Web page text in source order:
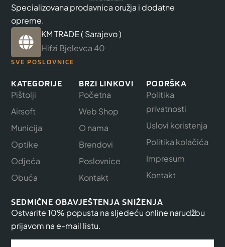
Specializovana prodavnica oružja i dodatne
opreme.
KM TRADE ( Sarajevo )
Hifzi Bjelevca 40
SVE POSLOVNICE
KATEGORIJE
Pištolji
Airsoft
Municija
Optike
Odjeća
Obuća
BRZI LINKOVI
Početna
Web Shop
O nama
Brendovi
Poslovnice
Kontakt
PODRŠKA
Politika
privatnosti
Uslovi koristenja
Politika kolačića
Impresum
Kontakt
SEDMIČNE OBAVJEŠTENJA SNIŽENJA
Ostvarite 10% popusta na sljedeću online narudžbu
prijavom na e-mail listu.